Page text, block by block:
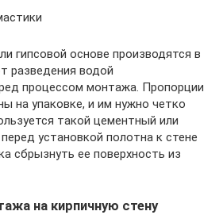
гипсовой основе производятся в
разведения водой
процессом монтажа. Пропорции
на упаковке, и им нужно четко
такой цементный или
установкой полотна к стене
сбрызнуть ее поверхность из
на кирпичную стену